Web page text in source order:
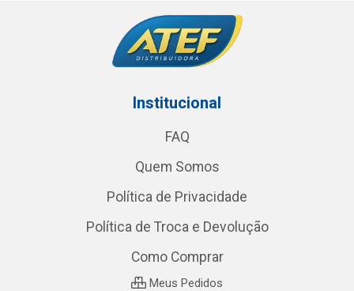
Institucional
FAQ
Quem Somos
Política de Privacidade
Política de Troca e Devolução
Como Comprar
Meus Pedidos